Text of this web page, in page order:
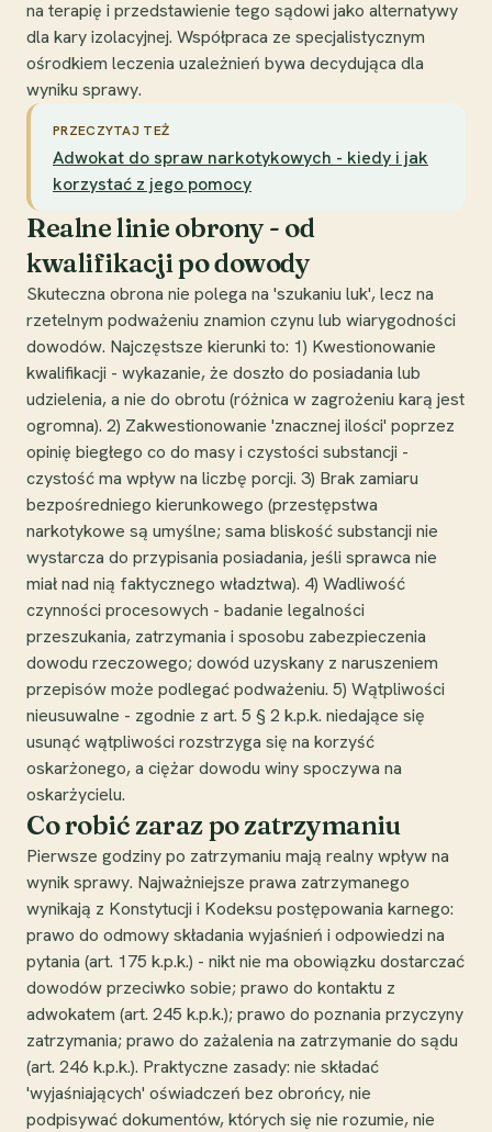
na terapię i przedstawienie tego sądowi jako alternatywy
dla kary izolacyjnej. Współpraca ze specjalistycznym
ośrodkiem leczenia uzależnień bywa decydująca dla
wyniku sprawy.
PRZECZYTAJ TEŻ
Adwokat do spraw narkotykowych - kiedy i jak
korzystać z jego pomocy
Realne linie obrony - od
kwalifikacji po dowody
Skuteczna obrona nie polega na 'szukaniu luk', lecz na
rzetelnym podważeniu znamion czynu lub wiarygodności
dowodów. Najczęstsze kierunki to: 1) Kwestionowanie
kwalifikacji - wykazanie, że doszło do posiadania lub
udzielenia, a nie do obrotu (różnica w zagrożeniu karą jest
ogromna). 2) Zakwestionowanie 'znacznej ilości' poprzez
opinię biegłego co do masy i czystości substancji -
czystość ma wpływ na liczbę porcji. 3) Brak zamiaru
bezpośredniego kierunkowego (przestępstwa
narkotykowe są umyślne; sama bliskość substancji nie
wystarcza do przypisania posiadania, jeśli sprawca nie
miał nad nią faktycznego władztwa). 4) Wadliwość
czynności procesowych - badanie legalności
przeszukania, zatrzymania i sposobu zabezpieczenia
dowodu rzeczowego; dowód uzyskany z naruszeniem
przepisów może podlegać podważeniu. 5) Wątpliwości
nieusuwalne - zgodnie z art. 5 § 2 k.p.k. niedające się
usunąć wątpliwości rozstrzyga się na korzyść
oskarżonego, a ciężar dowodu winy spoczywa na
oskarżycielu.
Co robić zaraz po zatrzymaniu
Pierwsze godziny po zatrzymaniu mają realny wpływ na
wynik sprawy. Najważniejsze prawa zatrzymanego
wynikają z Konstytucji i Kodeksu postępowania karnego:
prawo do odmowy składania wyjaśnień i odpowiedzi na
pytania (art. 175 k.p.k.) - nikt nie ma obowiązku dostarczać
dowodów przeciwko sobie; prawo do kontaktu z
adwokatem (art. 245 k.p.k.); prawo do poznania przyczyny
zatrzymania; prawo do zażalenia na zatrzymanie do sądu
(art. 246 k.p.k.). Praktyczne zasady: nie składać
'wyjaśniających' oświadczeń bez obrońcy, nie
podpisywać dokumentów, których się nie rozumie, nie